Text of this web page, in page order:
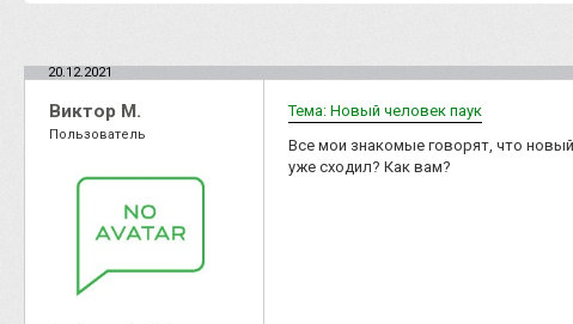
20.12.2021
Виктор М.
Пользователь
Тема: Новый человек паук
Все мои знакомые говорят, что
уже сходил? Как вам?